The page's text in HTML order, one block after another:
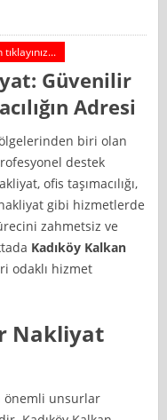
Güvenilir
Adresi
biri olan
destek
ofis taşımacılığı,
gibi hizmetlerde
zahmetsiz ve
Kadıköy Kalkan
odaklı hizmet
Nakliyat
önemli unsurlar